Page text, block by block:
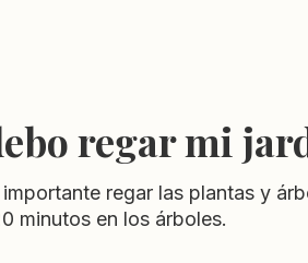
regar mi
regar las plantas y
minutos en los árboles.